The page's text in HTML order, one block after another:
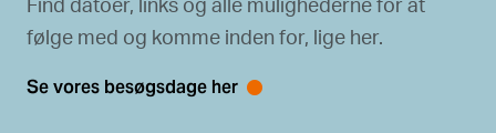
Du skal acceptere marketing-cookies for at se
Find datoer, links og alle mulighederne for at
følge med og komme inden for, lige her.
Se vores besøgsdage her